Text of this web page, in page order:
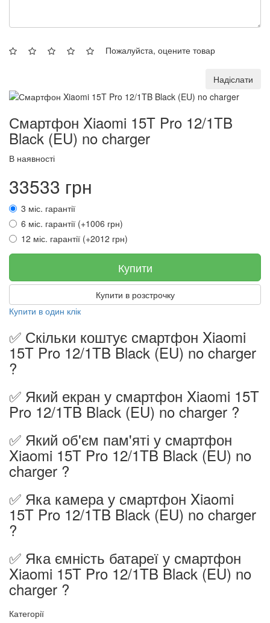
Пожалуйста, оцените товар
Надіслати
Смартфон Xiaomi 15T Pro 12/1TB
Black (EU) no charger
В наявності
33533 грн
3 міс. гарантії
6 міс. гарантії (+1006 грн)
12 міс. гарантії (+2012 грн)
Купити
Купити в розстрочку
Купити в один клік
✅ Скільки коштує смартфон Xiaomi
15T Pro 12/1TB Black (EU) no charger
?
✅ Який екран у смартфон Xiaomi 15T
Pro 12/1TB Black (EU) no charger ?
✅ Який об'єм пам'яті у смартфон
Xiaomi 15T Pro 12/1TB Black (EU) no
charger ?
✅ Яка камера у смартфон Xiaomi
15T Pro 12/1TB Black (EU) no charger
?
✅ Яка ємність батареї у смартфон
Xiaomi 15T Pro 12/1TB Black (EU) no
charger ?
Категорії